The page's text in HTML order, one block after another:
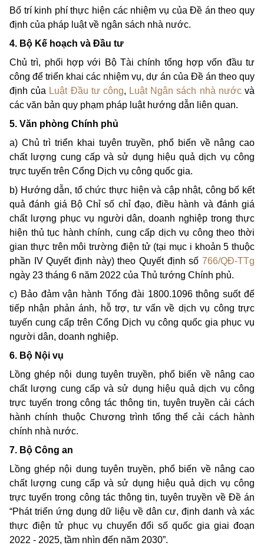
Bố trí kinh phí thực hiện các nhiệm vụ của Đề án theo quy
định của pháp luật về ngân sách nhà nước.
4. Bộ Kế hoạch và Đầu tư
Chủ trì, phối hợp với Bộ Tài chính tổng hợp vốn đầu tư
công để triển khai các nhiệm vụ, dự án của Đề án theo quy
định của Luật Đầu tư công, Luật Ngân sách nhà nướcvà
các văn bản quy phạm pháp luật hướng dẫn liên quan.
5. Văn phòng Chính phủ
a) Chủ trì triển khai tuyên truyền, phổ biến về nâng cao
chất lượng cung cấp và sử dụng hiệu quả dịch vụ công
trực tuyến trên Cổng Dịch vụ công quốc gia.
b) Hướng dẫn, tổ chức thực hiện và cập nhật, công bố kết
quả đánh giá Bộ Chỉ số chỉ đạo, điều hành và đánh giá
chất lượng phục vụ người dân, doanh nghiệp trong thực
hiện thủ tục hành chính, cung cấp dịch vụ công theo thời
gian thực trên môi trường điện tử (tại mục i khoản 5 thuộc
phần IV Quyết định này) theo Quyết định số 766/QĐ-TTg
ngày 23 tháng 6 năm 2022 của Thủ tướng Chính phủ.
c) Bảo đảm vận hành Tổng đài 1800.1096 thông suốt để
tiếp nhận phản ánh, hỗ trợ, tư vấn về dịch vụ công trực
tuyến cung cấp trên Cổng Dịch vụ công quốc gia phục vụ
người dân, doanh nghiệp.
6. Bộ Nội vụ
Lồng ghép nội dung tuyên truyền, phổ biến về nâng cao
chất lượng cung cấp và sử dụng hiệu quả dịch vụ công
trực tuyến trong công tác thông tin, tuyên truyền cải cách
hành chính thuộc Chương trình tổng thể cải cách hành
chính nhà nước.
7. Bộ Công an
Lồng ghép nội dung tuyên truyền, phổ biến về nâng cao
chất lượng cung cấp và sử dụng hiệu quả dịch vụ công
trực tuyến trong công tác thông tin, tuyên truyền về Đề án
“Phát triển ứng dụng dữ liệu về dân cư, định danh và xác
thực điện tử phục vụ chuyển đổi số quốc gia giai đoạn
2022 - 2025, tầm nhìn đến năm 2030”.